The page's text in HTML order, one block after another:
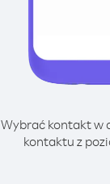
Wybrać kontakt w
kontaktu z